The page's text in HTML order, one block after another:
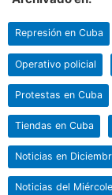
Represión en Cuba
Operativo policial
Protestas en Cuba
Tiendas en Cuba
Noticias en
Noticias del